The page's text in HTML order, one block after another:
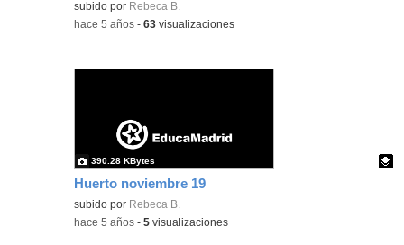
Contenido educativo.
subido por Rebeca B.
-hace 5 años -63 visualizaciones
Huerto noviembre 19
Contenido educativo.
subido por Rebeca B.
390.28 KBytes
-hace 5 años -5 visualizaciones